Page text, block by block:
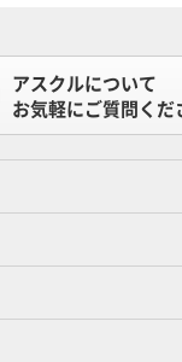
アスクルについて
お気軽にご質問くだ